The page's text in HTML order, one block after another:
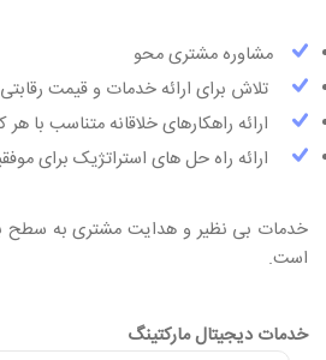
مشاوره مشتری محو
تلاش برای ارائه خدمات و قیمت رقابتی
ارائه راهکارهای خلاقانه متناسب با
ارائه راه حل های استراتژیک برای
خدمات بی نظیر و هدایت مشتری به سطح
است.
خدمات دیجیتال مارکتینگ